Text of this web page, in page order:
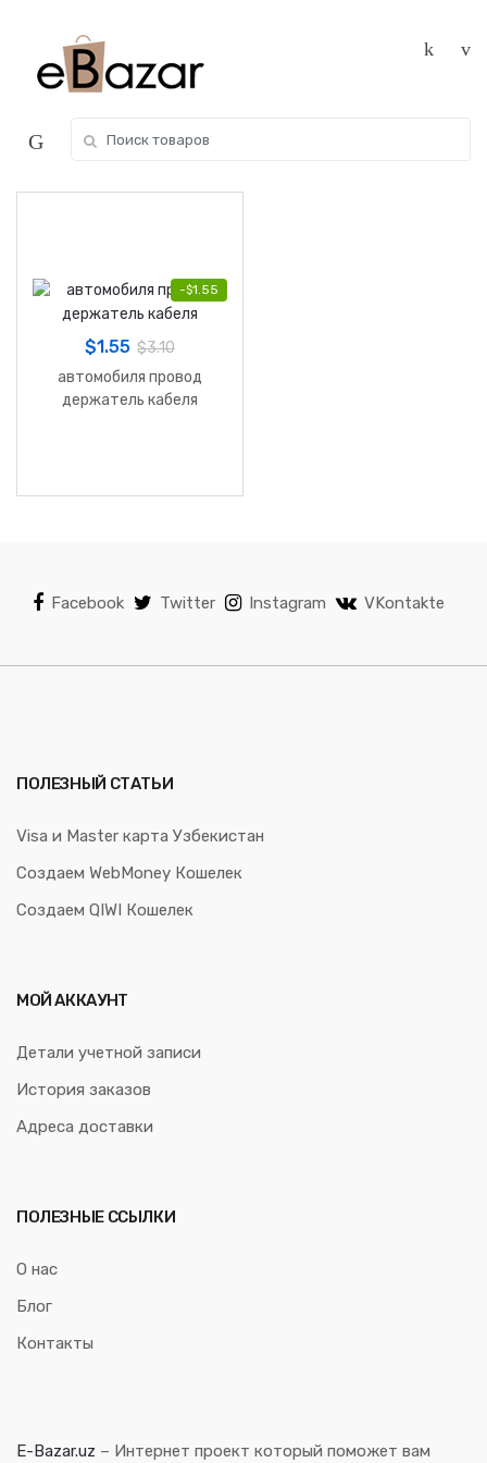
navigation
content
for:
-$1.55
$1.55 $3.10
автомобиля провод
держатель кабеля
Facebook Twitter Instagram VKontakte
ПОЛЕЗНЫЙ СТАТЬИ
Visa и Master карта Узбекистан
Создаем WebMoney Кошелек
Создаем QIWI Кошелек
МОЙ АККАУНТ
Детали учетной записи
История заказов
Адреса доставки
ПОЛЕЗНЫЕ ССЫЛКИ
О нас
Блог
Контакты
E-Bazar.uz – Интернет проект который поможет вам